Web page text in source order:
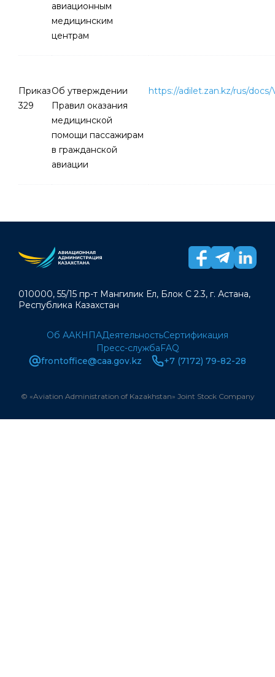
авиационным
медицинским
центрам
Приказ
329
Об утверждении
Правил оказания
медицинской
помощи пассажирам
в гражданской
авиации
https://adilet.zan.kz/rus/docs/
010000, 55/15 пр-т Мангилик Ел, Блок С 2.3, г. Астана,
Республика Казахстан
Об ААКНПАДеятельностьСертификация
Пресс-службаFAQ
frontoffice@caa.gov.kz
+7 (7172) 79-82-28
© «Aviation Administration of Kazakhstan» Joint Stock Company